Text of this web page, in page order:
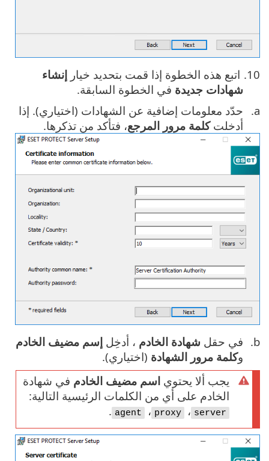
اتبع هذه الخطوة إذا قمت بتحديد خيار إنشاء
شهادات جديدة في الخطوة السابقة.
حدّد معلومات إضافية عن الشهادات (اختياري). إذا
أدخلت ‎كلمة مرور المرجع، فتأكد من تذكرها.
في حقل شهادة الخادم ، أدخِل إسم مضيف الخادم
وكلمة مرور الشهادة (اختياري).
يجب ألا يحتوي اسم مضيف الخادم في شهادة
الخادم على أي من الكلمات الرئيسية التالية:
server ، proxy ، agent
.